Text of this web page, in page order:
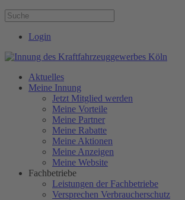
Login
Aktuelles
Meine Innung
Jetzt Mitglied werden
Meine Vorteile
Meine Partner
Meine Rabatte
Meine Aktionen
Meine Anzeigen
Meine Website
Fachbetriebe
Leistungen der Fachbetriebe
Versprechen Verbraucherschutz